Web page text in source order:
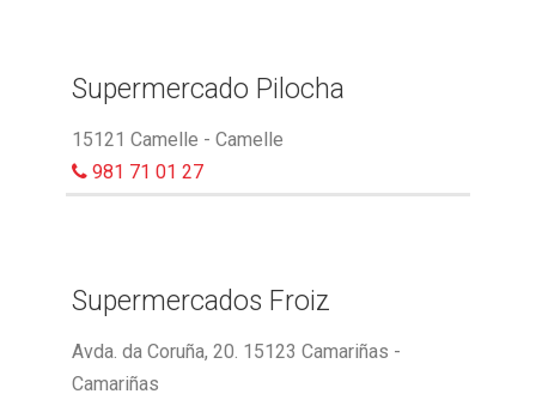
Supermercado Pilocha
15121 Camelle - Camelle
981 71 01 27
Supermercados Froiz
Avda. da Coruña, 20. 15123 Camariñas -
Camariñas